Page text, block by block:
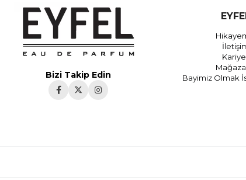
Bizi Takip Edin
Bayimiz Olmak